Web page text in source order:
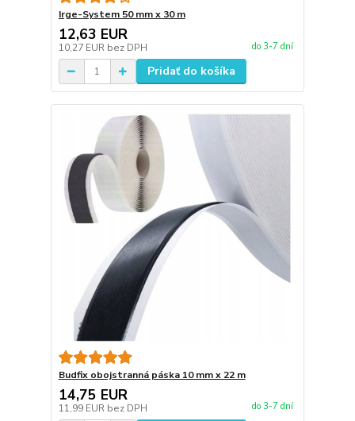
Irge-System 50 mm x 30 m
12,63 EUR
10,27 EUR bez DPH do 3-7 dní
Pridať do košíka
Budfix obojstranná páska 10 mm x 22 m
14,75 EUR
11,99 EUR bez DPH do 3-7 dní